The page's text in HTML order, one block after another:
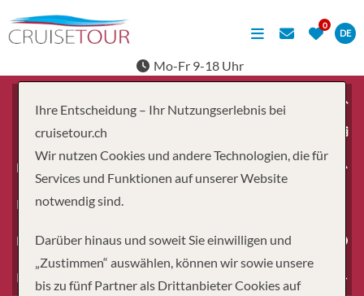
DE
Mo-Fr 9-18 Uhr
Erwachsene
Kinder
Dauer
Reiseart
Ihre Entscheidung – Ihr Nutzungserlebnis bei
cruisetour.ch
Wir nutzen Cookies und andere Technologien, die für
Services und Funktionen auf unserer Website
notwendig sind.
Darüber hinaus und soweit Sie einwilligen und
„Zustimmen“ auswählen, können wir sowie unsere
bis zu fünf Partner als Drittanbieter Cookies auf